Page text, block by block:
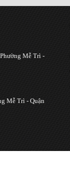
Mễ Trì -
Mễ Trì - Quận